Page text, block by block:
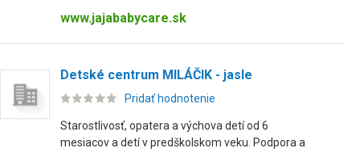
www.jajababycare.sk
Detské centrum MILÁČIK - jasle
Pridať hodnotenie
Starostlivosť, opatera a výchova detí od 6
mesiacov a detí v predškolskom veku. Podpora a